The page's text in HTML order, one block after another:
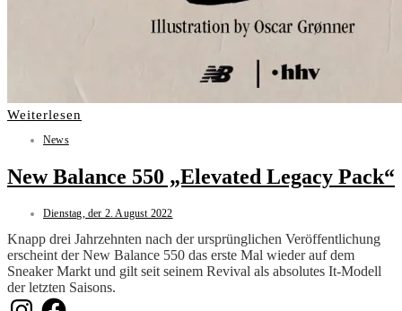
Weiterlesen
News
New Balance 550 „Elevated Legacy Pack“
Dienstag, der 2. August 2022
Knapp drei Jahrzehnten nach der ursprünglichen Veröffentlichung
erscheint der New Balance 550 das erste Mal wieder auf dem
Sneaker Markt und gilt seit seinem Revival als absolutes It-Modell
der letzten Saisons.
InstagramFacebook